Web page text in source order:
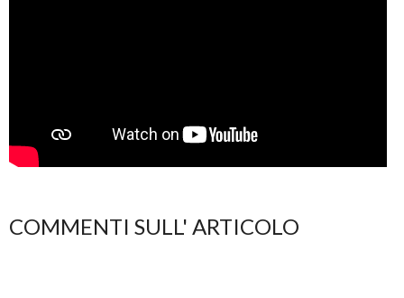
COMMENTI SULL' ARTICOLO